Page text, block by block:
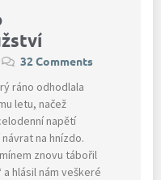
32 Comments
ráno odhodlala
letu, načež
napětí
na hnízdo.
znovu tábořil
a hlásil nám veškeré